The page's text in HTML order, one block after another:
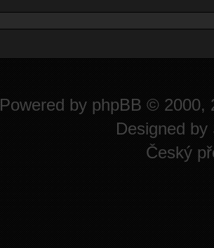
Powered by phpBB © 2000,
Designed by
Český